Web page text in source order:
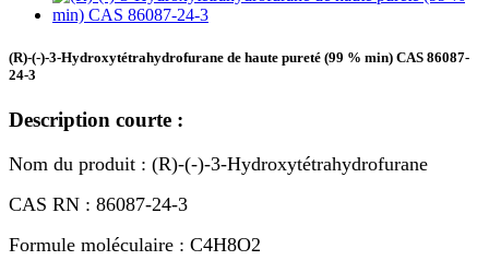
(R)-(-)-3-Hydroxytétrahydrofurane de haute pureté (99 % min) CAS 86087-
24-3
Description courte :
Nom du produit : (R)-(-)-3-Hydroxytétrahydrofurane
CAS RN : 86087-24-3
Formule moléculaire : C4H8O2